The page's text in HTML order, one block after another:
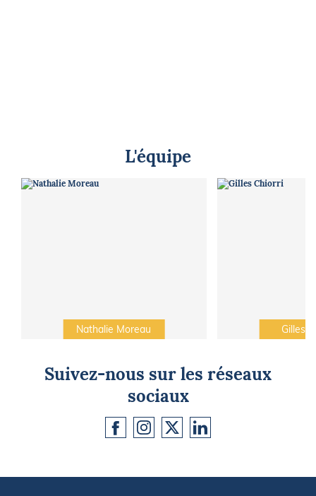
L'équipe
Nathalie Moreau Gilles
Suivez-nous sur les réseaux
sociaux